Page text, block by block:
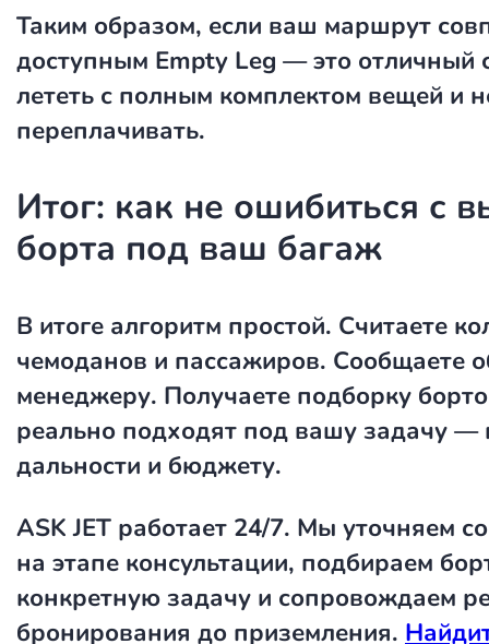
Таким образом, если ваш маршрут
доступным Empty Leg — это отличный
лететь с полным комплектом вещей и
переплачивать.
Итог: как не ошибиться с
борта под ваш багаж
В итоге алгоритм простой. Считаете
чемоданов и пассажиров. Сообщаете
менеджеру. Получаете подборку
реально подходят под вашу задачу —
дальности и бюджету.
ASK JET работает 24/7. Мы уточняем
на этапе консультации, подбираем
конкретную задачу и сопровождаем
бронирования до приземления.